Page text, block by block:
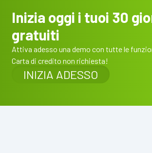
Inizia oggi i tuoi 30
gratuiti
Attiva adesso una demo con tutte le
Carta di credito non richiesta!
INIZIA ADESSO